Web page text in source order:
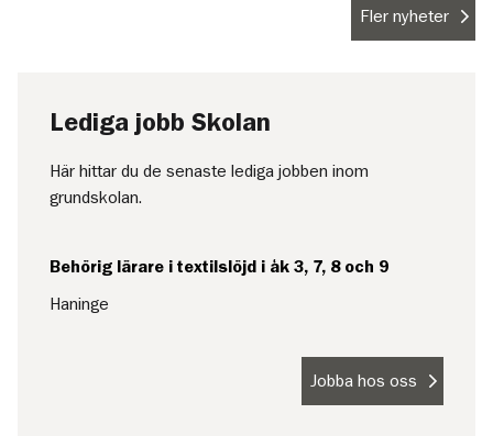
Fler nyheter
Lediga jobb Skolan
Här hittar du de senaste lediga jobben inom
grundskolan.
Behörig lärare i textilslöjd i åk 3, 7, 8 och 9
Haninge
Jobba hos oss